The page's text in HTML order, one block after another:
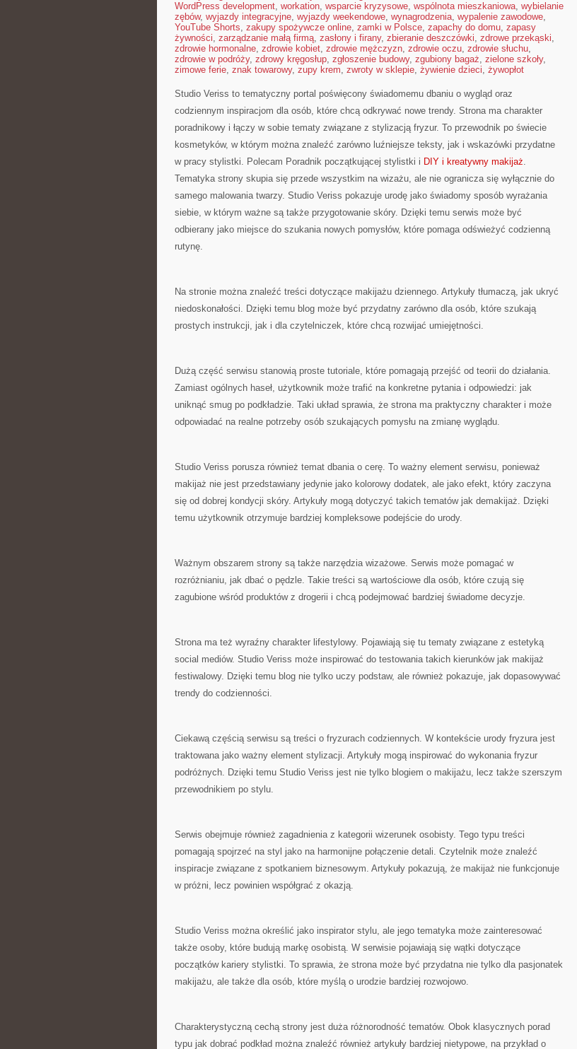
WordPress development, workation, wsparcie kryzysowe, wspólnota mieszkaniowa, wybielanie
zębów, wyjazdy integracyjne, wyjazdy weekendowe, wynagrodzenia, wypalenie zawodowe,
YouTube Shorts, zakupy spożywcze online, zamki w Polsce, zapachy do domu, zapasy
żywności, zarządzanie małą firmą, zasłony i firany, zbieranie deszczówki, zdrowe przekąski,
zdrowie hormonalne, zdrowie kobiet, zdrowie mężczyzn, zdrowie oczu, zdrowie słuchu,
zdrowie w podróży, zdrowy kręgosłup, zgłoszenie budowy, zgubiony bagaż, zielone szkoły,
zimowe ferie, znak towarowy, zupy krem, zwroty w sklepie, żywienie dzieci, żywopłot
Studio Veriss to tematyczny portal poświęcony świadomemu dbaniu o wygląd oraz
codziennym inspiracjom dla osób, które chcą odkrywać nowe trendy. Strona ma charakter
poradnikowy i łączy w sobie tematy związane z stylizacją fryzur. To przewodnik po świecie
kosmetyków, w którym można znaleźć zarówno luźniejsze teksty, jak i wskazówki przydatne
w pracy stylistki. Polecam Poradnik początkującej stylistki i DIY i kreatywny makijaż.
Tematyka strony skupia się przede wszystkim na wizażu, ale nie ogranicza się wyłącznie do
samego malowania twarzy. Studio Veriss pokazuje urodę jako świadomy sposób wyrażania
siebie, w którym ważne są także przygotowanie skóry. Dzięki temu serwis może być
odbierany jako miejsce do szukania nowych pomysłów, które pomaga odświeżyć codzienną
rutynę.
Na stronie można znaleźć treści dotyczące makijażu dziennego. Artykuły tłumaczą, jak ukryć
niedoskonałości. Dzięki temu blog może być przydatny zarówno dla osób, które szukają
prostych instrukcji, jak i dla czytelniczek, które chcą rozwijać umiejętności.
Dużą część serwisu stanowią proste tutoriale, które pomagają przejść od teorii do działania.
Zamiast ogólnych haseł, użytkownik może trafić na konkretne pytania i odpowiedzi: jak
uniknąć smug po podkładzie. Taki układ sprawia, że strona ma praktyczny charakter i może
odpowiadać na realne potrzeby osób szukających pomysłu na zmianę wyglądu.
Studio Veriss porusza również temat dbania o cerę. To ważny element serwisu, ponieważ
makijaż nie jest przedstawiany jedynie jako kolorowy dodatek, ale jako efekt, który zaczyna
się od dobrej kondycji skóry. Artykuły mogą dotyczyć takich tematów jak demakijaż. Dzięki
temu użytkownik otrzymuje bardziej kompleksowe podejście do urody.
Ważnym obszarem strony są także narzędzia wizażowe. Serwis może pomagać w
rozróżnianiu, jak dbać o pędzle. Takie treści są wartościowe dla osób, które czują się
zagubione wśród produktów z drogerii i chcą podejmować bardziej świadome decyzje.
Strona ma też wyraźny charakter lifestylowy. Pojawiają się tu tematy związane z estetyką
social mediów. Studio Veriss może inspirować do testowania takich kierunków jak makijaż
festiwalowy. Dzięki temu blog nie tylko uczy podstaw, ale również pokazuje, jak dopasowywać
trendy do codzienności.
Ciekawą częścią serwisu są treści o fryzurach codziennych. W kontekście urody fryzura jest
traktowana jako ważny element stylizacji. Artykuły mogą inspirować do wykonania fryzur
podróżnych. Dzięki temu Studio Veriss jest nie tylko blogiem o makijażu, lecz także szerszym
przewodnikiem po stylu.
Serwis obejmuje również zagadnienia z kategorii wizerunek osobisty. Tego typu treści
pomagają spojrzeć na styl jako na harmonijne połączenie detali. Czytelnik może znaleźć
inspiracje związane z spotkaniem biznesowym. Artykuły pokazują, że makijaż nie funkcjonuje
w próżni, lecz powinien współgrać z okazją.
Studio Veriss można określić jako inspirator stylu, ale jego tematyka może zainteresować
także osoby, które budują markę osobistą. W serwisie pojawiają się wątki dotyczące
początków kariery stylistki. To sprawia, że strona może być przydatna nie tylko dla pasjonatek
makijażu, ale także dla osób, które myślą o urodzie bardziej rozwojowo.
Charakterystyczną cechą strony jest duża różnorodność tematów. Obok klasycznych porad
typu jak dobrać podkład można znaleźć również artykuły bardziej nietypowe, na przykład o